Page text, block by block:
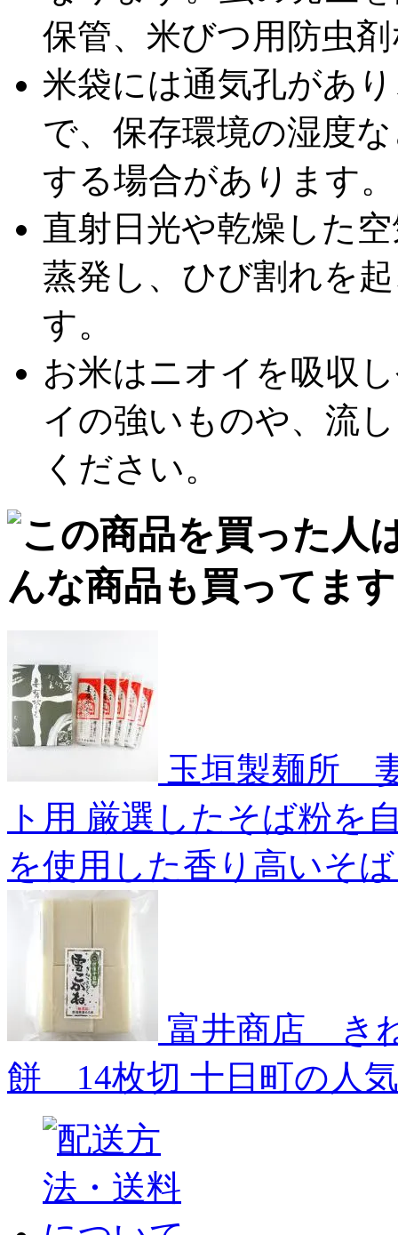
保管、米びつ用防虫
米袋には通気孔があ
で、保存環境の湿度
する場合があります。
直射日光や乾燥した
蒸発し、ひび割れを
す。
お米はニオイを吸収
イの強いものや、流
ください。
玉垣製麺所
ト用 厳選したそば粉を
を使用した香り高いそば
富井商店 き
餅 14枚切 十日町の人